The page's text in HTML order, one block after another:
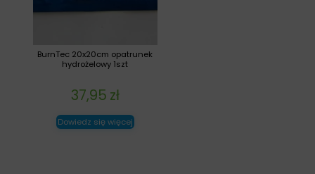
BurnTec 20x20cm opatrunek
hydrożelowy 1szt
37,95 zł
Dowiedz się więcej